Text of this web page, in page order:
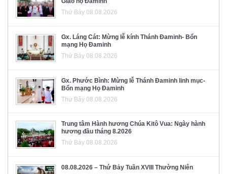
Thứ Bảy 08.08.2026
Gx. Láng Cát: Mừng lễ kính Thánh Đaminh- Bổn
mạng Họ Đaminh
Thứ Bảy 08.08.2026
Gx. Phước Bình: Mừng lễ Thánh Đaminh linh mục-
Bổn mạng Họ Đaminh
Thứ Bảy 08.08.2026
Trung tâm Hành hương Chúa Kitô Vua: Ngày hành
hương đầu tháng 8.2026
Thứ Bảy 08.08.2026
08.08.2026 – Thứ Bảy Tuần XVIII Thường Niên